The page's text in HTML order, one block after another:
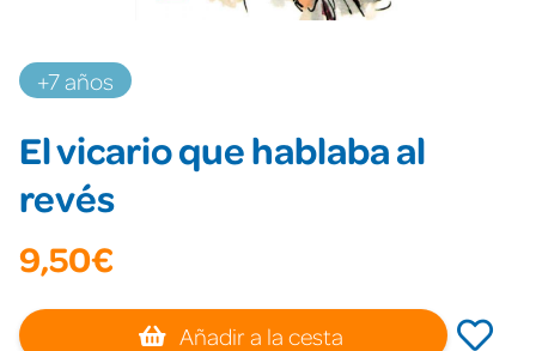
+7 años
El vicario que hablaba al
revés
9,50€
Añadir a la cesta